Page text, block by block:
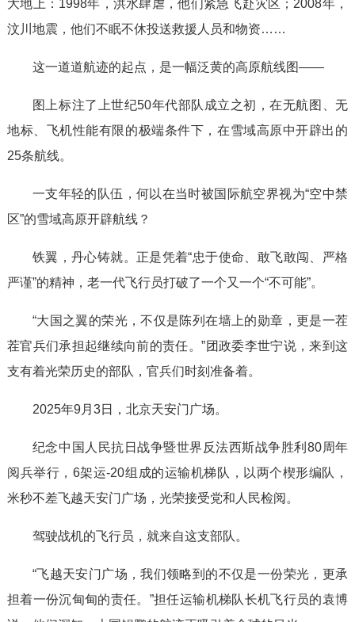
大地上：1998年，洪水肆虐，他们紧急飞赴灾区；2008年，
汶川地震，他们不眠不休投送救援人员和物资……
这一道道航迹的起点，是一幅泛黄的高原航线图——
图上标注了上世纪50年代部队成立之初，在无航图、无
地标、飞机性能有限的极端条件下，在雪域高原中开辟出的
25条航线。
一支年轻的队伍，何以在当时被国际航空界视为“空中禁
区”的雪域高原开辟航线？
铁翼，丹心铸就。正是凭着“忠于使命、敢飞敢闯、严格
严谨”的精神，老一代飞行员打破了一个又一个“不可能”。
“大国之翼的荣光，不仅是陈列在墙上的勋章，更是一茬
茬官兵们承担起继续向前的责任。”团政委李世宁说，来到这
支有着光荣历史的部队，官兵们时刻准备着。
2025年9月3日，北京天安门广场。
纪念中国人民抗日战争暨世界反法西斯战争胜利80周年
阅兵举行，6架运-20组成的运输机梯队，以两个楔形编队，
米秒不差飞越天安门广场，光荣接受党和人民检阅。
驾驶战机的飞行员，就来自这支部队。
“飞越天安门广场，我们领略到的不仅是一份荣光，更承
担着一份沉甸甸的责任。”担任运输机梯队长机飞行员的袁博